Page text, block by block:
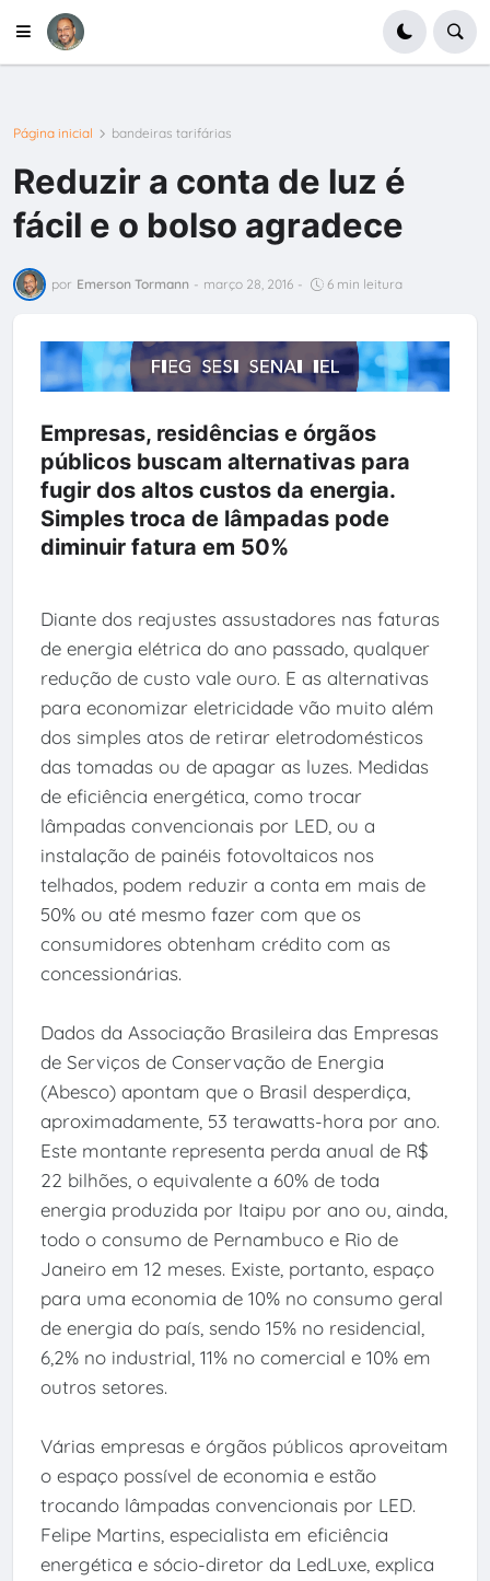
Página inicial bandeiras tarifárias
Reduzir a conta de luz é
fácil e o bolso agradece
por Emerson Tormann - março 28, 2016 - 6 min leitura
Empresas, residências e órgãos
públicos buscam alternativas para
fugir dos altos custos da energia.
Simples troca de lâmpadas pode
diminuir fatura em 50%
Diante dos reajustes assustadores nas faturas
de energia elétrica do ano passado, qualquer
redução de custo vale ouro. E as alternativas
para economizar eletricidade vão muito além
dos simples atos de retirar eletrodomésticos
das tomadas ou de apagar as luzes. Medidas
de eficiência energética, como trocar
lâmpadas convencionais por LED, ou a
instalação de painéis fotovoltaicos nos
telhados, podem reduzir a conta em mais de
50% ou até mesmo fazer com que os
consumidores obtenham crédito com as
concessionárias.
Dados da Associação Brasileira das Empresas
de Serviços de Conservação de Energia
(Abesco) apontam que o Brasil desperdiça,
aproximadamente, 53 terawatts-hora por ano.
Este montante representa perda anual de R$
22 bilhões, o equivalente a 60% de toda
energia produzida por Itaipu por ano ou, ainda,
todo o consumo de Pernambuco e Rio de
Janeiro em 12 meses. Existe, portanto, espaço
para uma economia de 10% no consumo geral
de energia do país, sendo 15% no residencial,
6,2% no industrial, 11% no comercial e 10% em
outros setores.
Várias empresas e órgãos públicos aproveitam
o espaço possível de economia e estão
trocando lâmpadas convencionais por LED.
Felipe Martins, especialista em eficiência
energética e sócio-diretor da LedLuxe, explica